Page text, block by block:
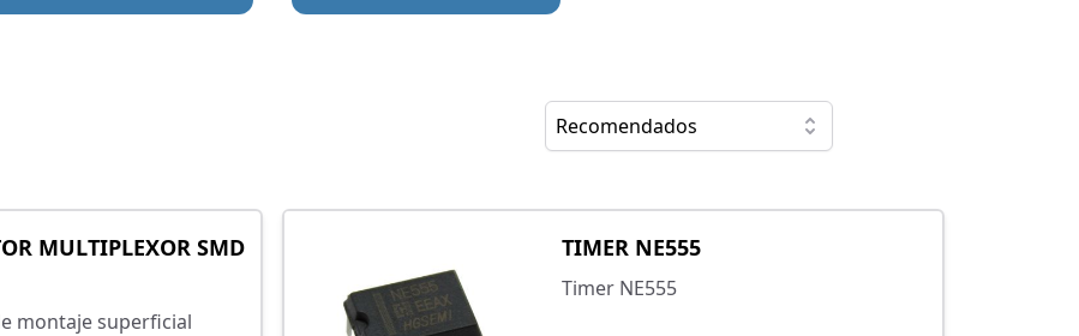
Recomendados
MULTIPLEXOR SMD
montaje superficial
TIMER NE555
Timer NE555